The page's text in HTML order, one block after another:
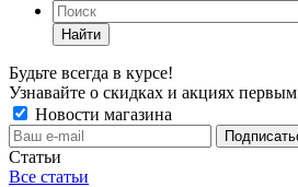
Найти
Будьте всегда в курсе!
Узнавайте о скидках и акциях первым
Новости магазина
Статьи
Все статьи